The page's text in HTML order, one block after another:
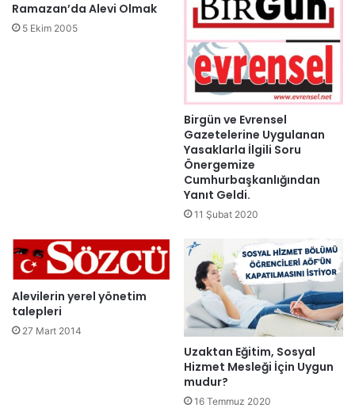
Ramazan’da Alevi Olmak
5 Ekim 2005
Birgün ve Evrensel
Gazetelerine Uygulanan
Yasaklarla İlgili Soru
Önergemize
Cumhurbaşkanlığından
Yanıt Geldi.
11 Şubat 2020
Alevilerin yerel yönetim
talepleri
27 Mart 2014
Uzaktan Eğitim, Sosyal
Hizmet Mesleği İçin Uygun
mudur?
16 Temmuz 2020